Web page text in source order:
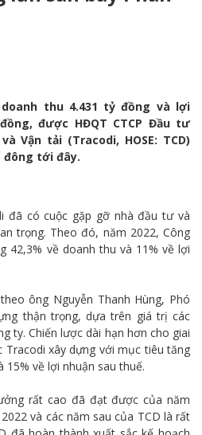
doanh thu 4.431 tỷ đồng và lợi
được HĐQT CTCP Đầu tư
Vận tải (Tracodi, HOSE: TCD)
tới đây.
đã có cuộc gặp gỡ nhà đầu tư và
trọng. Theo đó, năm 2022, Công
42,3% về doanh thu và 11% về lợi
ông Nguyễn Thanh Hùng, Phó
thận trọng, dựa trên giá trị các
ty. Chiến lược dài hạn hơn cho giai
xây dựng với mục tiêu tăng
về lợi nhuận sau thuế.
rất cao đã đạt được của năm
và các năm sau của TCD là rất